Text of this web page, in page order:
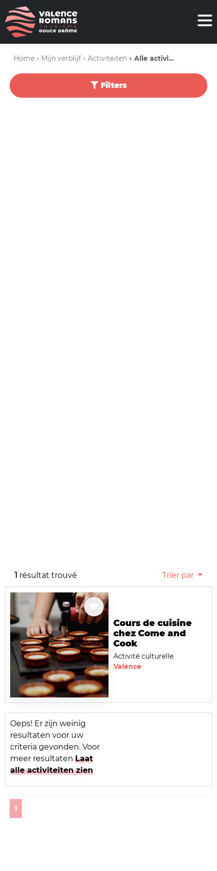
Home Mijn verblijf Activiteiten Alle activiteiten
Filters
1 résultat trouvé Trier par
Cours de cuisine
chez Come and
Cook
Activité culturelle
Valence
Oeps! Er zijn weinig
resultaten voor uw
criteria gevonden. Voor
meer resultaten Laat
alle activiteiten zien
1(current)